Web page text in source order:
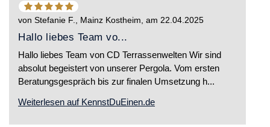
5von
Sternen
von Stefanie F., Mainz Kostheim , am 22.04.2025
Hallo liebes Team vo...
Hallo liebes Team von CD Terrassenwelten Wir sind
absolut begeistert von unserer Pergola. Vom ersten
Beratungsgespräch bis zur finalen Umsetzung h...
Weiterlesen auf KennstDuEinen.de